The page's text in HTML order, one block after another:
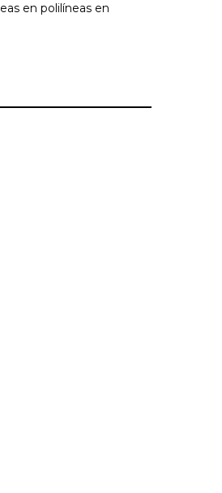
en polilíneas en